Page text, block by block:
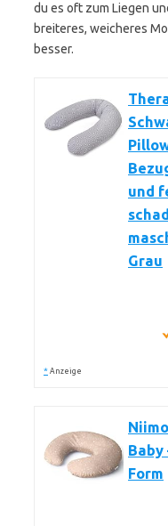
du es oft zum Liegen
breiteres, weicheres
besser.
und
Grau
* Anzeige
Baby
Form